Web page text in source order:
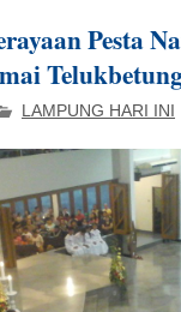
Pesta
LAMPUNG HARI INI